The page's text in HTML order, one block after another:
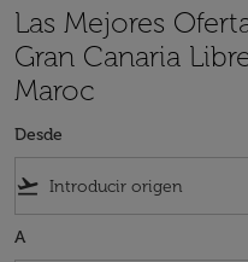
Las Mejores
Gran Canaria
Maroc
Desde
flight_takeoff
A